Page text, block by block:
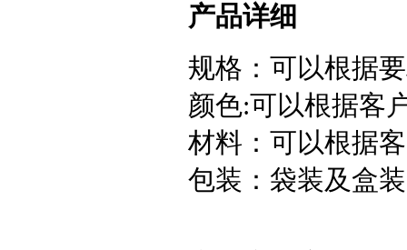
产品详细
规格：可以根据
颜色:可以根据客
材料：可以根据
包装：袋装及盒装